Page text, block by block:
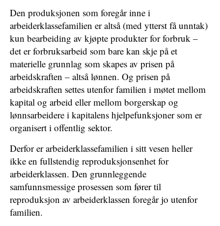
Den produksjonen som foregår inne i
arbeiderklassefamilien er altså (med ytterst få unntak)
kun bearbeiding av kjøpte produkter for forbruk –
det er forbruksarbeid som bare kan skje på et
materielle grunnlag som skapes av prisen på
arbeidskraften – altså lønnen. Og prisen på
arbeidskraften settes utenfor familien i møtet mellom
kapital og arbeid eller mellom borgerskap og
lønnsarbeidere i kapitalens hjelpefunksjoner som er
organisert i offentlig sektor.
Derfor er arbeiderklassefamilien i sitt vesen heller
ikke en fullstendig reproduksjonsenhet for
arbeiderklassen. Den grunnleggende
samfunnsmessige prosessen som fører til
reproduksjon av arbeiderklassen foregår jo utenfor
familien.